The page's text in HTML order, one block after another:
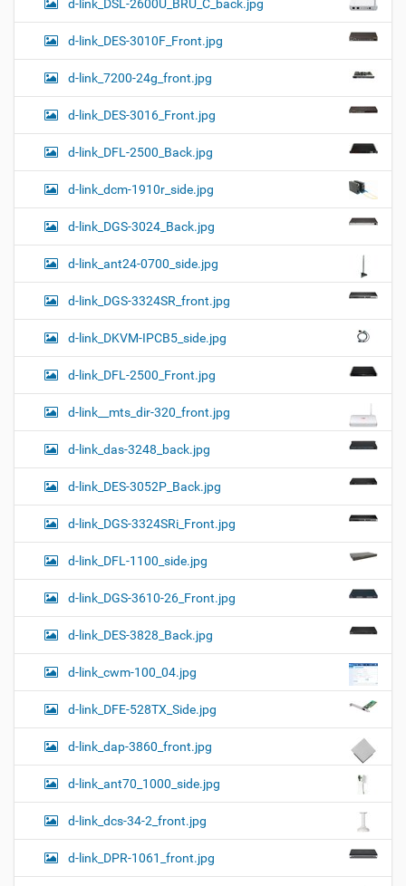
d-link_DSL-2600U_BRU_C_back.jpg
d-link_DES-3010F_Front.jpg
d-link_7200-24g_front.jpg
d-link_DES-3016_Front.jpg
d-link_DFL-2500_Back.jpg
d-link_dcm-1910r_side.jpg
d-link_DGS-3024_Back.jpg
d-link_ant24-0700_side.jpg
d-link_DGS-3324SR_front.jpg
d-link_DKVM-IPCB5_side.jpg
d-link_DFL-2500_Front.jpg
d-link__mts_dir-320_front.jpg
d-link_das-3248_back.jpg
d-link_DES-3052P_Back.jpg
d-link_DGS-3324SRi_Front.jpg
d-link_DFL-1100_side.jpg
d-link_DGS-3610-26_Front.jpg
d-link_DES-3828_Back.jpg
d-link_cwm-100_04.jpg
d-link_DFE-528TX_Side.jpg
d-link_dap-3860_front.jpg
d-link_ant70_1000_side.jpg
d-link_dcs-34-2_front.jpg
d-link_DPR-1061_front.jpg